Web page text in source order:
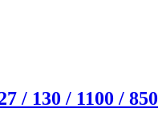
/ 130 / 1100 / 850